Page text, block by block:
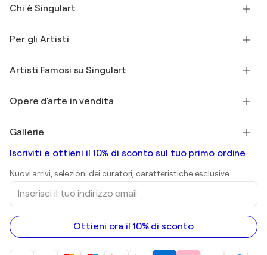
Spedizione
Offri una carta regalo
Partecipa al nostro programma commerciale
Il mio account
Protezione acquirente
+39 694500608
Chi è Singulart
FAQ
Magazine di Singulart
Lavori
Scopri arte originale selezionata
Per gli Artisti
Accedi come Artista
Artisti Famosi su Singulart
Marc Chagall
Banksy
Mr. Brainwash
Shepard Fairey
Opere d'arte in vendita
Quadri astratti in vendita
Dipinti di paesaggi
sculture
Dipinti acrilici
Gallerie
Gallerie d’arte in Italia
Iscriviti e ottieni il 10% di sconto sul tuo primo ordine
Nuovi arrivi, selezioni dei curatori, caratteristiche esclusive.
Inserisci
tuo
indirizzo
email
Ottieni ora il 10% di sconto